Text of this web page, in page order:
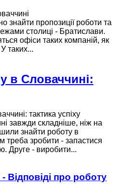
знайти пропозиції роботи та
столиці - Братислави.
офіси таких компаній, як
таких...
в Словаччині:
завжди складніше, ніж на
знайти роботу в
зробити - запастися
Друге - виробити...
Відповіді про роботу